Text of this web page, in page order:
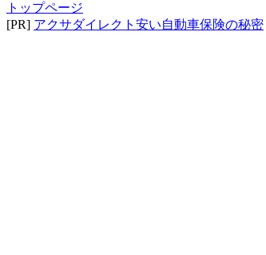
トップページ
[PR] アクサダイレクト安い自動車保険の秘密